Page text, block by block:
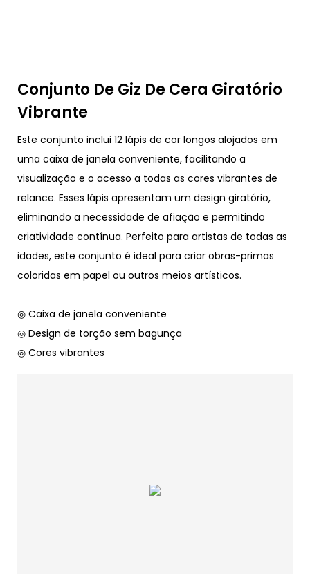
Conjunto De Giz De Cera Giratório
Vibrante
Este conjunto inclui 12 lápis de cor longos alojados em
uma caixa de janela conveniente, facilitando a
visualização e o acesso a todas as cores vibrantes de
relance. Esses lápis apresentam um design giratório,
eliminando a necessidade de afiação e permitindo
criatividade contínua. Perfeito para artistas de todas as
idades, este conjunto é ideal para criar obras-primas
coloridas em papel ou outros meios artísticos.
◎ Caixa de janela conveniente
◎ Design de torção sem bagunça
◎ Cores vibrantes